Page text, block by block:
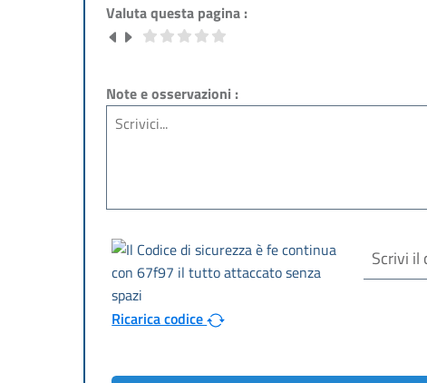
Valuta questa pagina :
Note e osservazioni :
Ricarica codice